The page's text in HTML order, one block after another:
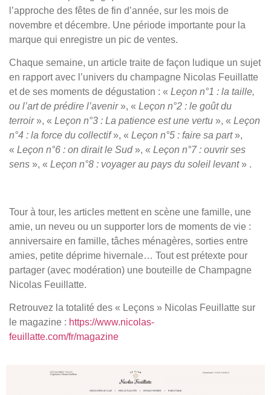
l’approche des fêtes de fin d’année, sur les mois de
novembre et décembre. Une période importante pour la
marque qui enregistre un pic de ventes.
Chaque semaine, un article traite de façon ludique un sujet
en rapport avec l’univers du champagne Nicolas Feuillatte
et de ses moments de dégustation : « Leçon n°1 : la taille,
ou l’art de prédire l’avenir», « Leçon n°2 : le goût du
terroir», « Leçon n°3 : La patience est une vertu », « Leçon
n°4 : la force du collectif», « Leçon n°5 : faire sa part»,
« Leçon n°6 : on dirait le Sud», « Leçon n°7 : ouvrir ses
sens », « Leçon n°8 : voyager au pays du soleil levant» .
Tour à tour, les articles mettent en scène une famille, une
amie, un neveu ou un supporter lors de moments de vie :
anniversaire en famille, tâches ménagères, sorties entre
amies, petite déprime hivernale… Tout est prétexte pour
partager (avec modération) une bouteille de Champagne
Nicolas Feuillatte.
Retrouvez la totalité des « Leçons » Nicolas Feuillatte sur
le magazine : https://www.nicolas-
feuillatte.com/fr/magazine